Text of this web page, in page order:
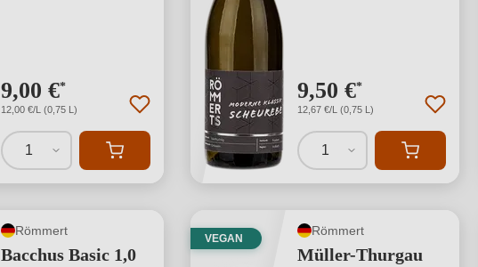
9,00 €*
12,00 €/L (0,75 L)
1
9,50 €*
12,67 €/L (0,75 L)
1
Römmert
Bacchus Basic 1,0
VEGAN
Römmert
Müller-Thurgau